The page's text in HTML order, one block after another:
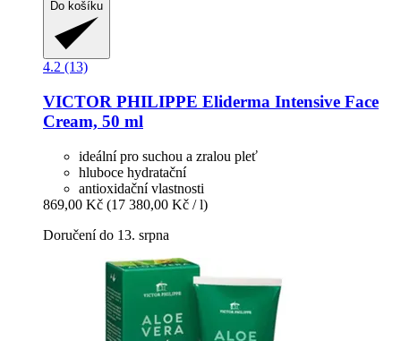
Do košíku
4.2 (13)
VICTOR PHILIPPE Eliderma Intensive Face
Cream, 50 ml
ideální pro suchou a zralou pleť
hluboce hydratační
antioxidační vlastnosti
869,00 Kč (17 380,00 Kč / l)
Doručení do 13. srpna